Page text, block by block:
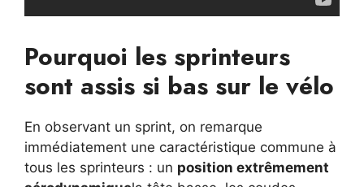
Pourquoi les sprinteurs
sont assis si bas sur le vélo
En observant un sprint, on remarque
immédiatement une caractéristique commune à
tous les sprinteurs : un position extrêmement